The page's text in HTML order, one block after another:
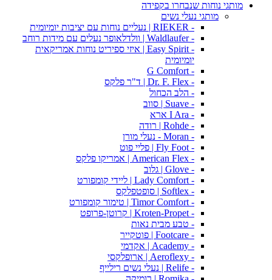
מותגי נוחות שנבחרו בקפידה
מותגי נעלי נשים
- RIEKER | נעליים נוחות עם יציבות יומיומית
- Waldlaufer | וולדלאופר נעלים עם מידות רוחב
- Easy Spirit | איזי ספיריט נוחות אמריקאית
יומיומית
- G Comfort
- Dr. F. Flex | ד"ר פלקס
- הלב הכחול
- Suave | סווב
- I Ara ארא
- Rohde | רודה
- Moran - נעלי מורן
- Fly Foot | פליי פוט
- American Flex | אמריקו פלקס
- Glove | גלוב
- Lady Comfort | ליידי קומפורט
- Softlex | סופטפלקס
- Timor Comfort | טימור קומפורט
- Kroten-Propet | קרוטן-פרופט
- טבע מבית נאות
- Footcare | פוטקייר
- Academy | אקדמי
- Aeroflexy | ארופלקסי
- Relife | נעלי נשים רילייף